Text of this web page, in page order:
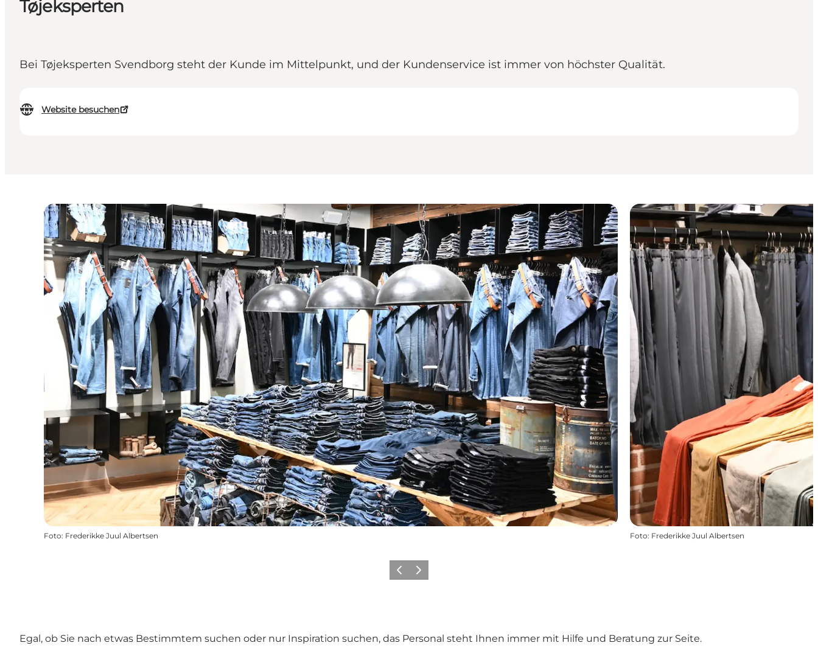
Tøjeksperten
Bei Tøjeksperten Svendborg steht der Kunde im Mittelpunkt, und der Kundenservice ist immer von höchster Qualität.
Website besuchen
Foto: Frederikke Juul Albertsen Foto: Frederikke Juul Albertsen
ZurückWeiter
Egal, ob Sie nach etwas Bestimmtem suchen oder nur Inspiration suchen, das Personal steht Ihnen immer mit Hilfe und Beratung zur Seite.